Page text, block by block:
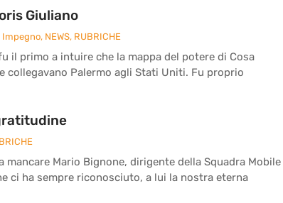
Giuliano
Impegno, NEWS, RUBRICHE
il primo a intuire che la mappa del potere di Cosa
collegavano Palermo agli Stati Uniti. Fu proprio
Mario Bignone, dirigente della Squadra Mobile
ci ha sempre riconosciuto, a lui la nostra eterna